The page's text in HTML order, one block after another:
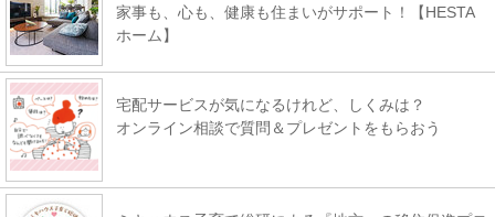
家事も、心も、健康も住まいがサポート！【HESTA
ホーム】
宅配サービスが気になるけれど、しくみは？
オンライン相談で質問＆プレゼントをもらおう